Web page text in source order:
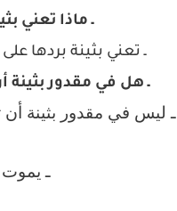
ـ ماذا تعني
ـ تعني بثينة بردها
ـ هل في مقدور بثينة
ـ ليس في مقدور بثينة أن
ـ يموت